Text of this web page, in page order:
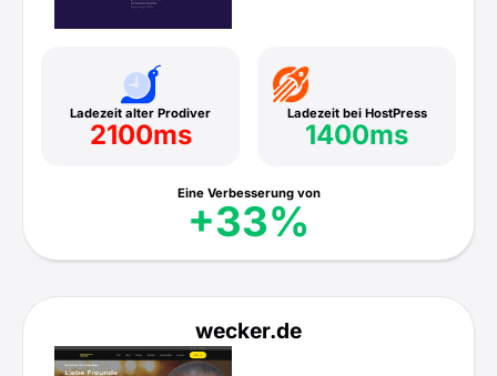
Ladezeit alter Prodiver
2100ms
Ladezeit bei HostPress
1400ms
Eine Verbesserung von
+33%
wecker.de